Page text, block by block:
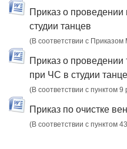
Приказ о проведении
студии танцев
(В соответствии с
Приказ о проведении
при ЧС в студии
(В соответствии с пунктом
Приказ по очистке
(В соответствии с пунктом